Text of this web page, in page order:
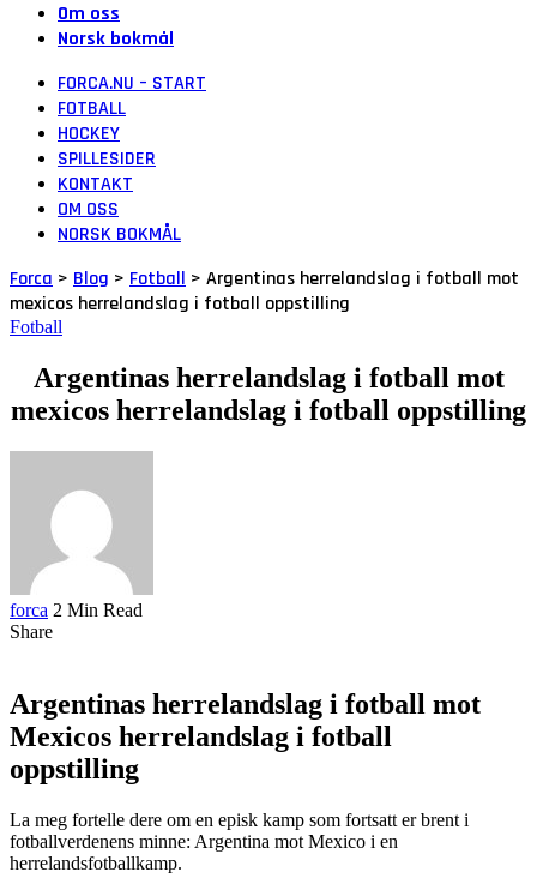
Om oss
Norsk bokmål
FORCA.NU – START
FOTBALL
HOCKEY
SPILLESIDER
KONTAKT
OM OSS
NORSK BOKMÅL
Forca > Blog > Fotball > Argentinas herrelandslag i fotball mot
mexicos herrelandslag i fotball oppstilling
Fotball
Argentinas herrelandslag i fotball mot
mexicos herrelandslag i fotball oppstilling
forca 2 Min Read
Share
Argentinas herrelandslag i fotball mot
Mexicos herrelandslag i fotball
oppstilling
La meg fortelle dere om en episk kamp som fortsatt er brent i
fotballverdenens minne: Argentina mot Mexico i en
herrelandsfotballkamp.